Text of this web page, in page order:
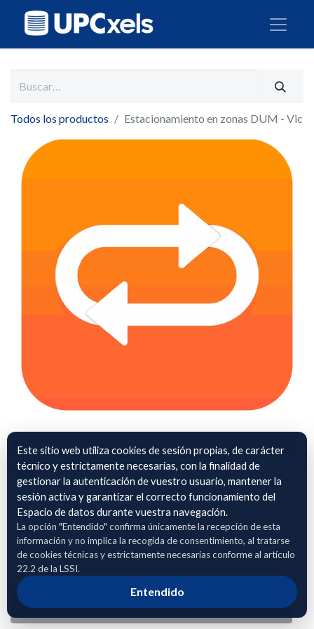
Todos los productos Estacionamiento en zonas DUM - Vic
Estacionamiento en zonas DUM -
Vic
Datos de estacionamiento en las zonas de Distribución
Urbana de Mercancías de la ciudad de Vic, que permite
obtener información detallada sobre el uso del
estacionamiento en las zonas de Carga y Descarga por parte
de los camiones, furgonetas y vehíclulos comerciales mixtos.
Adhierete para solicitar acceso
Este sitio web utiliza cookies de sesión propias, de carácter
técnico y estrictamente necesarias, con la finalidad de
gestionar la autenticación de vuestro usuario, mantener la
sesión activa y garantizar el correcto funcionamiento del
Espacio de datos durante vuestra navegación.
La opción "Entendido" confirma únicamente la recepción de esta
información y no implica la recogida de consentimiento, al tratarse
de cookies técnicas y estrictamente necesarias conforme al artículo
22.2 de la LSSI.
Entendido